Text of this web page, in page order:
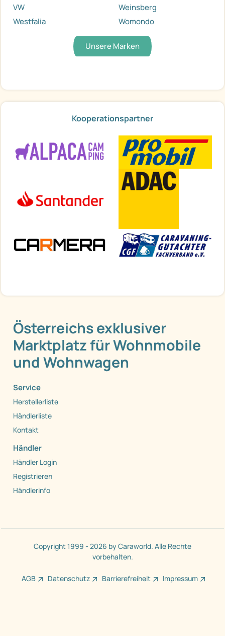
VW
Weinsberg
Westfalia
Womondo
Unsere Marken
Kooperationspartner
Österreichs exklusiver
Marktplatz für Wohnmobile
und Wohnwagen
Service
Herstellerliste
Händlerliste
Kontakt
Händler
Händler Login
Registrieren
Händlerinfo
Copyright 1999 - 2026 by Caraworld. Alle Rechte
vorbehalten.
AGB Datenschutz Barrierefreiheit Impressum